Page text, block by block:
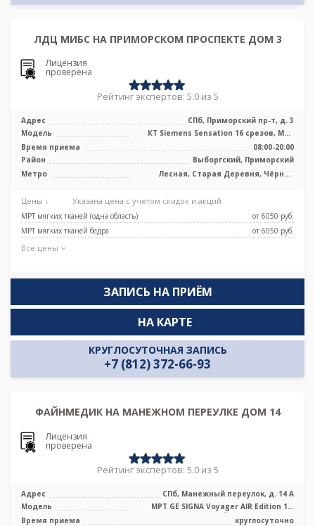
ЛДЦ МИБС НА ПРИМОРСКОМ ПРОСПЕКТЕ ДОМ 3
Лицензия
проверена
Рейтинг экспертов: 5.0 из 5
Адрес
СПб, Приморский пр-т, д. 3
Модель
КТ Siemens Sensation 16 срезов, МРТ
Siemens Magnetom Avanto 1.5 Тесла
Время приема
08:00-20:00
Район
Выборгский, Приморский
Метро
Лесная, Старая Деревня, Чёрная
Цены ↓ Указана цена с учетом скидок и акций
МРТ мягких тканей (одна область)
от 6050 pуб.
МРТ мягких тканей бедра
от 6050 pуб.
Все цены
ЗАПИСЬ НА ПРИЁМ
КРУГЛОСУТОЧНАЯ ЗАПИСЬ
+7 (812) 372-66-93
НА КАРТЕ
ФАЙНМЕДИК НА МАНЕЖНОМ ПЕРЕУЛКЕ ДОМ 14
Лицензия
проверена
Рейтинг экспертов: 5.0 из 5
Адрес
СПб, Манежный переулок, д. 14 А
Модель
МРТ GE SIGNA Voyager AIR Edition 1.5
Тесла полуоткрытый, КТ GE Revolut ...
Время приема
круглосуточно